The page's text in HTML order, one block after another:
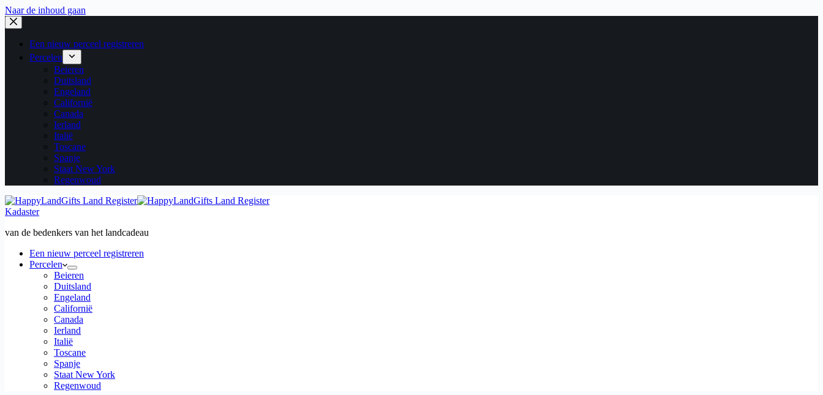
Naar de inhoud gaan
Een nieuw perceel registreren
Percelen
Beieren
Duitsland
Engeland
Californië
Canada
Ierland
Italië
Toscane
Spanje
Staat New York
Regenwoud
Kadaster
van de bedenkers van het landcadeau
Een nieuw perceel registreren
Percelen
Beieren
Duitsland
Engeland
Californië
Canada
Ierland
Italië
Toscane
Spanje
Staat New York
Regenwoud